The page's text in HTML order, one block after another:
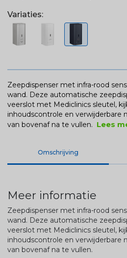
Variaties:
Zeepdispenser met infra-rood
wand. Deze automatische
veerslot met Mediclinics sleutel,
inhoudscontrole en verwijderbare
van bovenaf na te vullen. Lees
Omschrijving
Meer informatie
Zeepdispenser met infra-rood
wand. Deze automatische
veerslot met Mediclinics sleutel,
inhoudscontrole en verwijderbare
van bovenaf na te vullen.